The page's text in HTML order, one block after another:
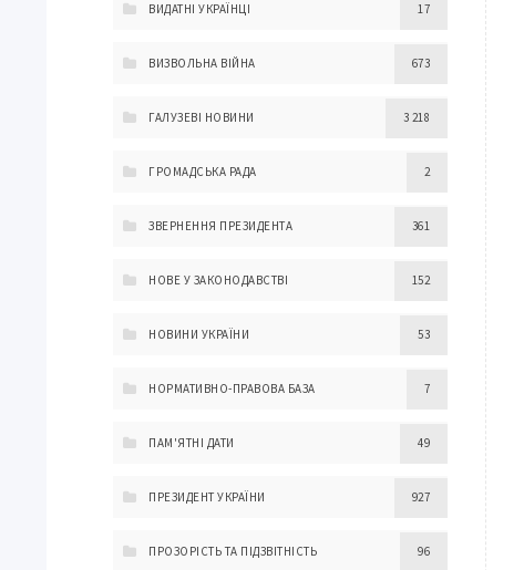
ВИДАТНІ УКРАЇНЦІ 17
ВИЗВОЛЬНА ВІЙНА 673
ГАЛУЗЕВІ НОВИНИ 3 218
ГРОМАДСЬКА РАДА 2
ЗВЕРНЕННЯ ПРЕЗИДЕНТА 361
НОВЕ У ЗАКОНОДАВСТВІ 152
НОВИНИ УКРАЇНИ 53
НОРМАТИВНО-ПРАВОВА БАЗА 7
ПАМ'ЯТНІ ДАТИ 49
ПРЕЗИДЕНТ УКРАЇНИ 927
ПРОЗОРІСТЬ ТА ПІДЗВІТНІСТЬ 96